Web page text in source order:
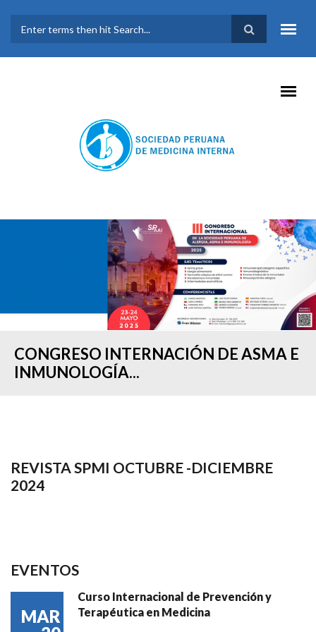
FORMULARIO DE
BÚSQUEDA
CONGRESO INTERNACIÓN DE ASMA E
INMUNOLOGÍA...
REVISTA SPMI OCTUBRE -DICIEMBRE
2024
EVENTOS
MAR
Curso Internacional de Prevención y
Terapéutica en Medicina